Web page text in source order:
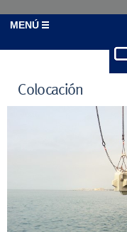
MENÚ
Colocación